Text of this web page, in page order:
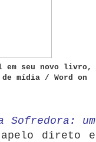
em seu novo livro,
mídia / Word on
Sofredora: um
direto e